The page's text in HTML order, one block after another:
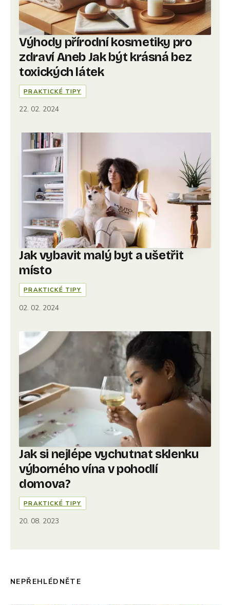
Výhody přírodní kosmetiky pro
zdraví Aneb Jak být krásná bez
toxických látek
PRAKTICKÉ TIPY
22. 02. 2024
Jak vybavit malý byt a ušetřit
místo
PRAKTICKÉ TIPY
02. 02. 2024
Jak si nejlépe vychutnat sklenku
výborného vína v pohodlí
domova?
PRAKTICKÉ TIPY
20. 08. 2023
NEPŘEHLÉDNĚTE